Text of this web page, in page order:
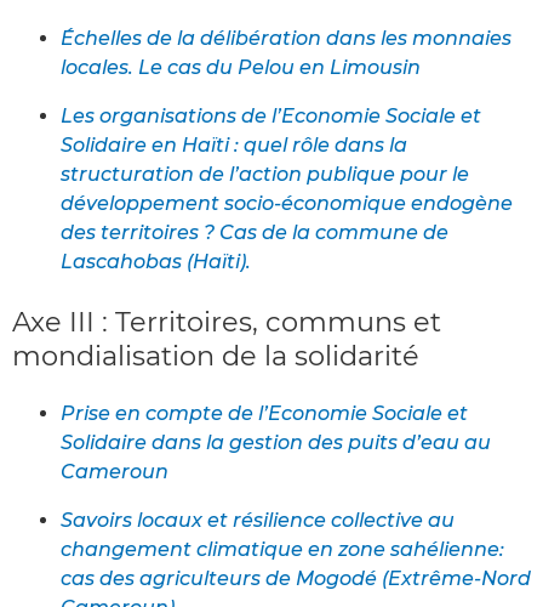
Échelles de la délibération dans les monnaies
locales. Le cas du Pelou en Limousin
Les organisations de l’Economie Sociale et
Solidaire en Haïti : quel rôle dans la
structuration de l’action publique pour le
développement socio-économique endogène
des territoires ? Cas de la commune de
Lascahobas (Haïti).
Axe III : Territoires, communs et
mondialisation de la solidarité
Prise en compte de l’Economie Sociale et
Solidaire dans la gestion des puits d’eau au
Cameroun
Savoirs locaux et résilience collective au
changement climatique en zone sahélienne:
cas des agriculteurs de Mogodé (Extrême-Nord